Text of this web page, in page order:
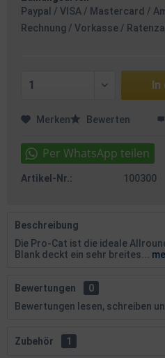
Paypal / VISA / Mastercard /
Rechnung / Vorkasse /
In
Merken Bewerten
Artikel-Nr.: 100300
Beschreibung
Die Pro-Cat ist die ideale
Blank deckt ein sehr breites...
Bewertungen
0
Bewertungen lesen, schreiben
Zubehör 1